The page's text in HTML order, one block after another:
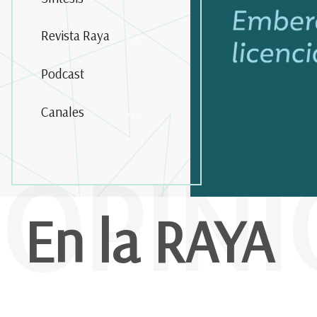
Revista Raya
Podcast
Canales
En la RAYA